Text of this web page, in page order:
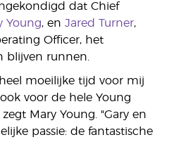
dat Chief
Young, en Jared Turner,
Officer, het
blijven runnen.
moeilijke tijd voor mij
voor de hele Young
Mary Young. "Gary en
passie: de fantastische